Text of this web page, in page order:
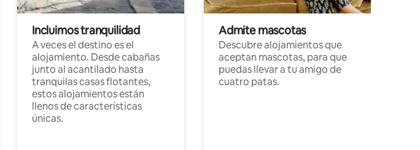
Incluimos tranquilidad
A veces el destino es el
alojamiento. Desde cabañas
junto al acantilado hasta
tranquilas casas flotantes,
estos alojamientos están
llenos de características
únicas.
Admite mascotas
Descubre alojamientos que
aceptan mascotas, para que
puedas llevar a tu amigo de
cuatro patas.